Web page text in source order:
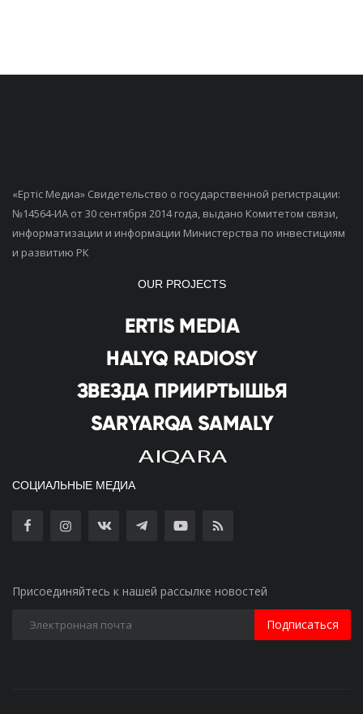
«Ертiс Медиа» Свидетельство о государственной регистрации:
№14564-ИА от 30 сентября 2014 года, выдано Комитетом связи,
информатизации и информации Министерства по инвестициям
и развитию РК
OUR PROJECTS
СОЦИАЛЬНЫЕ МЕДИА
Присоединяйтесь к нашей рассылке новостей
Подписаться